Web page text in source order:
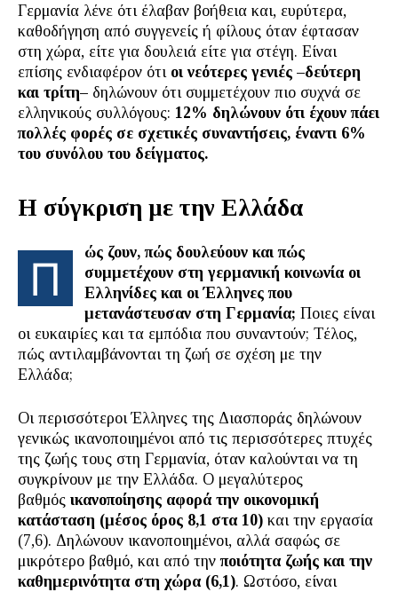
Γερμανία λένε ότι έλαβαν βοήθεια και, ευρύτερα,
καθοδήγηση από συγγενείς ή φίλους όταν έφτασαν
στη χώρα, είτε για δουλειά είτε για στέγη. Είναι
επίσης ενδιαφέρον ότι οι νεότερες γενιές –δεύτερη
και τρίτη– δηλώνουν ότι συμμετέχουν πιο συχνά σε
ελληνικούς συλλόγους: 12% δηλώνουν ότι έχουν πάει
πολλές φορές σε σχετικές συναντήσεις, έναντι 6%
του συνόλου του δείγματος.
Η σύγκριση με την Ελλάδα
Π
ώς ζουν, πώς δουλεύουν και πώς
συμμετέχουν στη γερμανική κοινωνία οι
Ελληνίδες και οι Έλληνες που
μετανάστευσαν στη Γερμανία; Ποιες είναι
οι ευκαιρίες και τα εμπόδια που συναντούν; Τέλος,
πώς αντιλαμβάνονται τη ζωή σε σχέση με την
Ελλάδα;
Οι περισσότεροι Έλληνες της Διασποράς δηλώνουν
γενικώς ικανοποιημένοι από τις περισσότερες πτυχές
της ζωής τους στη Γερμανία, όταν καλούνται να τη
συγκρίνουν με την Ελλάδα. Ο μεγαλύτερος
βαθμός ικανοποίησης αφορά την οικονομική
κατάσταση (μέσος όρος 8,1 στα 10) και την εργασία
(7,6). Δηλώνουν ικανοποιημένοι, αλλά σαφώς σε
μικρότερο βαθμό, και από τηνποιότητα ζωής και την
καθημερινότητα στη χώρα (6,1). Ωστόσο, είναι